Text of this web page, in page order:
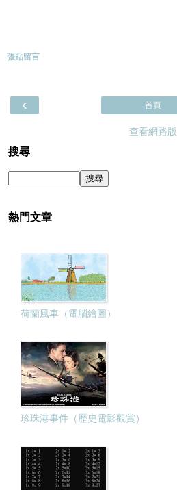
張貼留言
‹ 首頁
查看網路版
搜尋
熱門文章
荷蘭風車（電腦繪圖）
珍珠港事件（歷史電影觀賞）